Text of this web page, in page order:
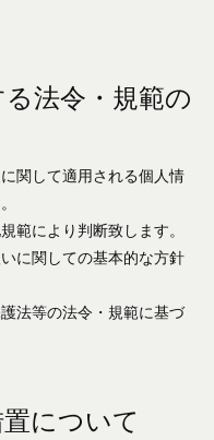
法令・規範の
関して適用される個人情
範により判断致します。
に関しての基本的な方針
法等の法令・規範に基づ
について